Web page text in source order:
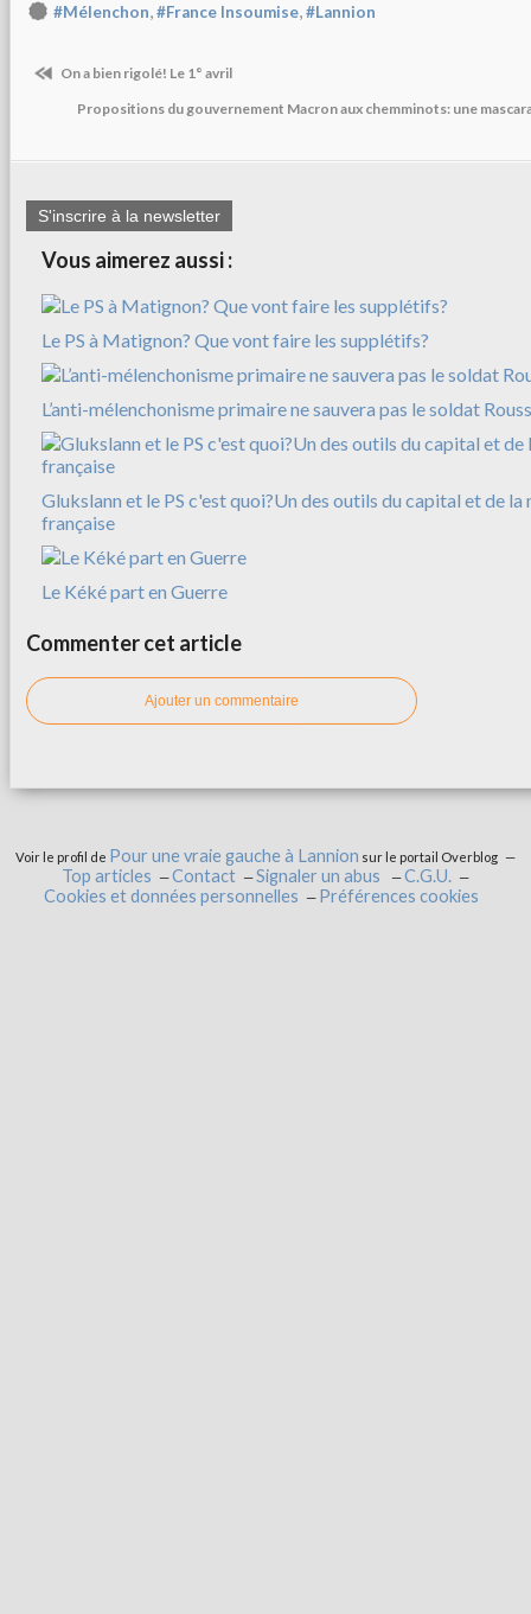
#Mélenchon #France Insoumise #Lannion
On a bien rigolé! Le 1° avril
Propositions du gouvernement Macron aux chemminots: une
S'inscrire à la newsletter
Vous aimerez aussi :
Le PS à Matignon? Que vont faire les supplétifs?
L’anti-mélenchonisme primaire ne sauvera pas le soldat
Glukslann et le PS c'est quoi?Un des outils du capital et de
française
Le Kéké part en Guerre
Commenter cet article
Ajouter un commentaire
Voir le profil de Pour une vraie gauche à Lannion sur le portail Overblog
Top articles Contact Signaler un abus
C.G.U.
Cookies et données personnelles
Préférences cookies